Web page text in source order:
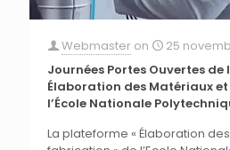
Webmaster on
25
Journées Portes Ouvertes de
Élaboration des Matériaux
l’École Nationale
La plateforme « Élaboration